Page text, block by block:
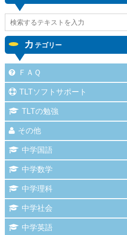
カ テゴリー
ＦＡＱ
TLTソフトサポート
TLTの勉強
その他
中学国語
中学数学
中学理科
中学社会
中学英語